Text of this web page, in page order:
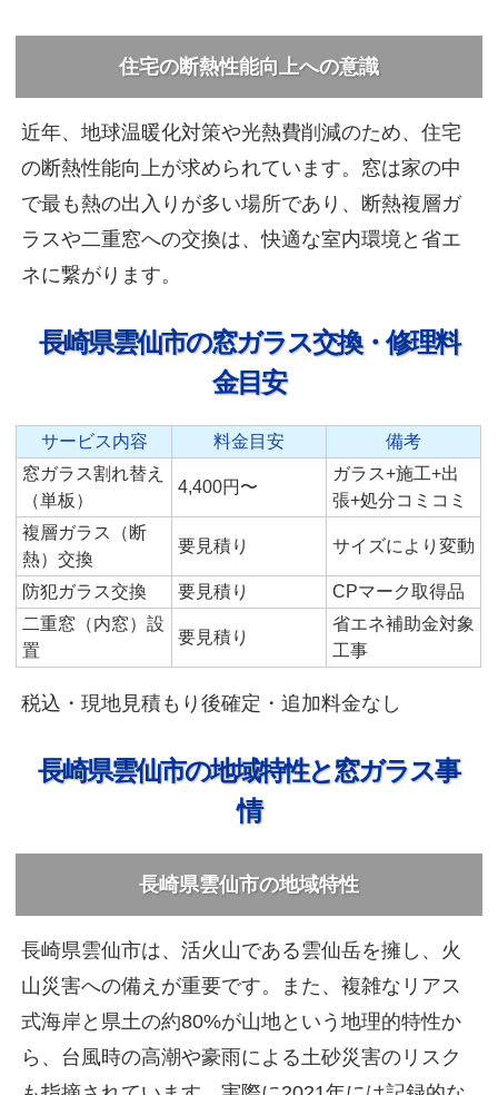
住宅の断熱性能向上への意識
近年、地球温暖化対策や光熱費削減のため、住宅
の断熱性能向上が求められています。窓は家の中
で最も熱の出入りが多い場所であり、断熱複層ガ
ラスや二重窓への交換は、快適な室内環境と省エ
ネに繋がります。
長崎県雲仙市の窓ガラス交換・修理料
金目安
サービス内容 料金目安
備考
窓ガラス割れ替え
（単板）
4,400円〜
ガラス+施工+出
張+処分コミコミ
複層ガラス（断
熱）交換
要見積り サイズにより変動
防犯ガラス交換 要見積り
CPマーク取得品
二重窓（内窓）設
置
要見積り
省エネ補助金対象
工事
税込・現地見積もり後確定・追加料金なし
長崎県雲仙市の地域特性と窓ガラス事
情
長崎県雲仙市の地域特性
長崎県雲仙市は、活火山である雲仙岳を擁し、火
山災害への備えが重要です。また、複雑なリアス
式海岸と県土の約80%が山地という地理的特性か
ら、台風時の高潮や豪雨による土砂災害のリスク